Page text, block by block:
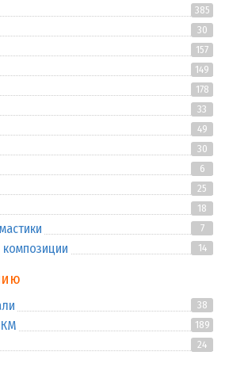
385
30
157
149
178
33
49
30
6
25
18
7
14
38
189
24